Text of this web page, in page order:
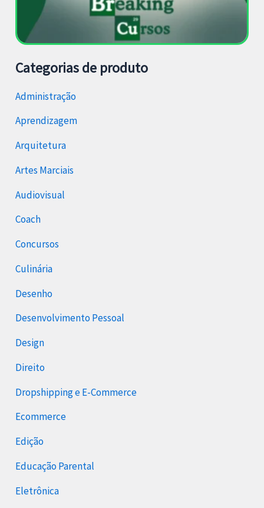
Categorias de produto
Administração
Aprendizagem
Arquitetura
Artes Marciais
Audiovisual
Coach
Concursos
Culinária
Desenho
Desenvolvimento Pessoal
Design
Direito
Dropshipping e E-Commerce
Ecommerce
Edição
Educação Parental
Eletrônica